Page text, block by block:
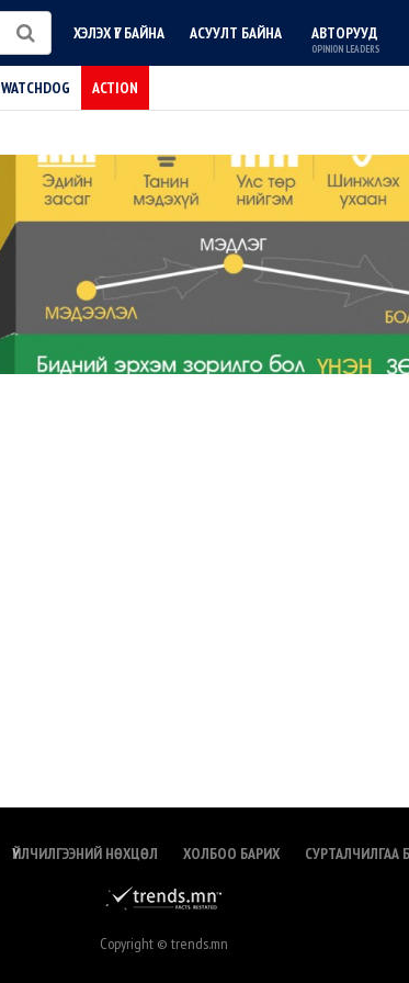
ХЭЛЭХ ҮГ БАЙНА АСУУЛТ БАЙНА АВТОРУУД
OPINION LEADERS
WATCHDOG ACTION
ҮЙЛЧИЛГЭЭНИЙ НӨХЦӨЛ ХОЛБОО БАРИХ СУРТАЛЧИЛГАА
Copyright © trends.mn